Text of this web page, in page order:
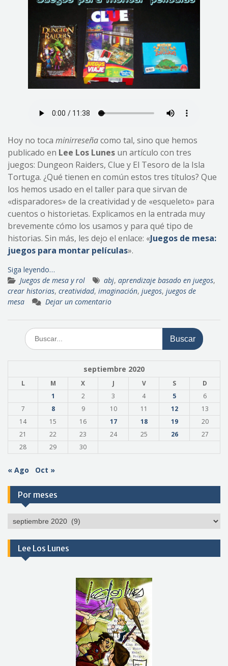
Hoy no toca minirreseñacomo tal, sino que hemos
publicado en Lee Los Lunes un artículo con tres
juegos: Dungeon Raiders, Clue y El Tesoro de la Isla
Tortuga. ¿Qué tienen en común estos tres títulos? Que
los hemos usado en el taller para que sirvan de
«disparadores» de la creatividad y de «esqueleto» para
cuentos o historietas. Explicamos en la entrada muy
brevemente cómo los usamos y para qué tipo de
historias. Sin más, les dejo el enlace: «Juegos de mesa:
juegos para montar películas».
Siga leyendo…
Juegos de mesa y rol
abj, aprendizaje basado en juegos,
crear historias, creatividad, imaginación, juegos, juegos de
mesa
Dejar un comentario
Buscar:
septiembre 2020
L M X J V S
D
1
2 3 4 5
6
7
8 9 10 11 12
13
14
15 16 17 18 19
20
21
22 23 24 25 26
27
28
29 30
« Ago Oct »
Por meses
Por
Lee Los Lunes